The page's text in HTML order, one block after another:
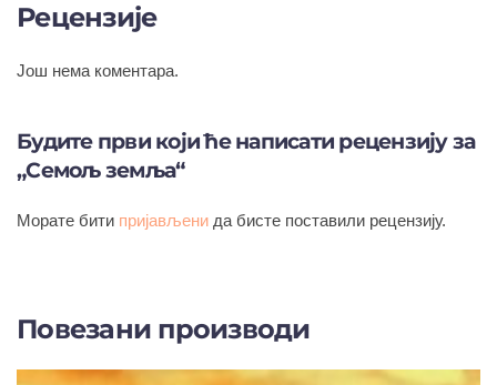
Рецензије
Још нема коментара.
Будите први који ће написати рецензију за
„Семољ земља“
Морате бити пријављени да бисте поставили рецензију.
Повезани производи